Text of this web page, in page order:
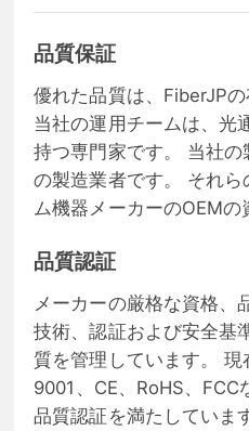
品質保証
優れた品質は、FiberJPの
当社の運用チームは、光
持つ専門家です。 当社
の製造業者です。 それ
ム機器メーカーのOEMの
品質認証
メーカーの厳格な資格、
技術、認証および安全基
質を管理しています。
9001、CE、RoHS、
品質認証を満たしていま